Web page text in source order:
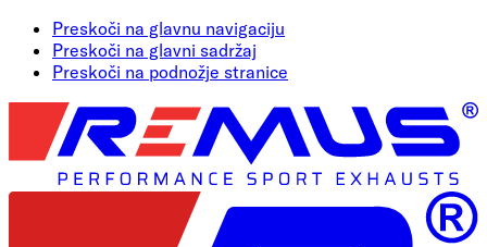
Preskoči na glavnu navigaciju
Preskoči na glavni sadržaj
Preskoči na podnožje stranice